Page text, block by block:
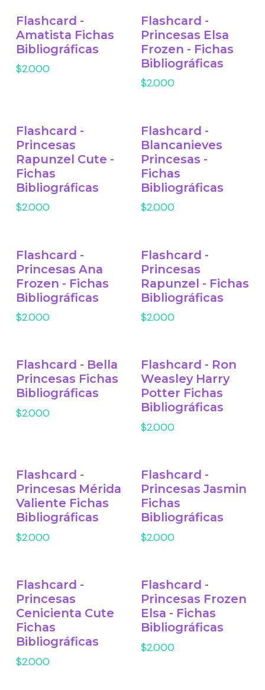
Flashcard -
Amatista Fichas
Bibliográficas
$2.000
Flashcard -
Princesas Elsa
Frozen - Fichas
Bibliográficas
$2.000
Flashcard -
Princesas
Rapunzel Cute -
Fichas
Bibliográficas
$2.000
Flashcard -
Blancanieves
Princesas -
Fichas
Bibliográficas
$2.000
Flashcard -
Princesas Ana
Frozen - Fichas
Bibliográficas
$2.000
Flashcard -
Princesas
Rapunzel - Fichas
Bibliográficas
$2.000
Flashcard - Bella
Princesas Fichas
Bibliográficas
$2.000
Flashcard - Ron
Weasley Harry
Potter Fichas
Bibliográficas
$2.000
Flashcard -
Princesas Mérida
Valiente Fichas
Bibliográficas
$2.000
Flashcard -
Princesas Jasmin
Fichas
Bibliográficas
$2.000
Flashcard -
Princesas
Cenicienta Cute
Fichas
Bibliográficas
$2.000
Flashcard -
Princesas Frozen
Elsa - Fichas
Bibliográficas
$2.000